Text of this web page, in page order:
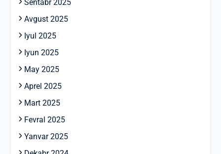
Sentabr 2025
Avgust 2025
Iyul 2025
Iyun 2025
May 2025
Aprel 2025
Mart 2025
Fevral 2025
Yanvar 2025